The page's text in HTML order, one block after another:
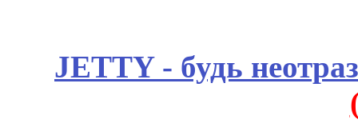
JETTY - будь